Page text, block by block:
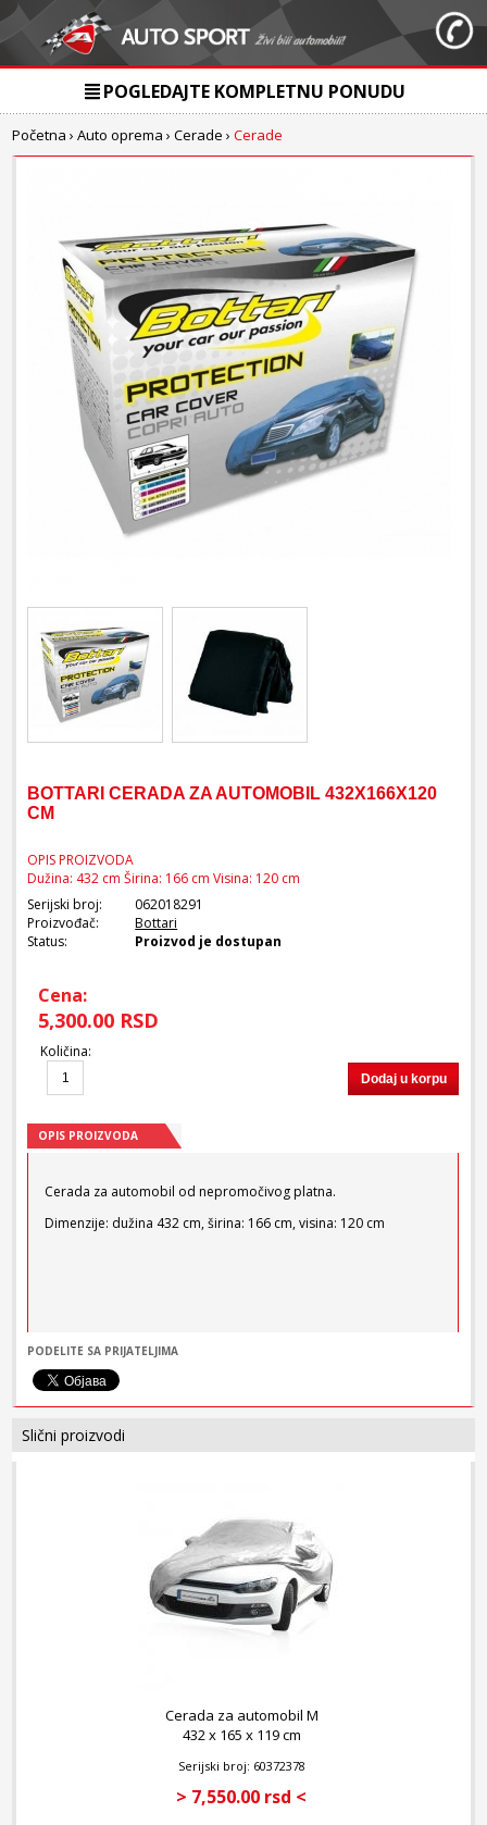
POGLEDAJTE KOMPLETNU PONUDU
Početna ›Auto oprema ›Cerade ›Cerade
BOTTARI CERADA ZA AUTOMOBIL 432X166X120
CM
OPIS PROIZVODA
Dužina: 432 cm Širina: 166 cm Visina: 120 cm
Serijski broj:
062018291
Proizvođač:
Bottari
Status:
Proizvod je dostupan
Cena:
5,300.00 RSD
Količina:
Dodaj u korpu
OPIS PROIZVODA
Cerada za automobil od nepromočivog platna.
Dimenzije: dužina 432 cm, širina: 166 cm, visina: 120 cm
PODELITE SA PRIJATELJIMA
Slični proizvodi
Cerada za automobil M
432 x 165 x 119 cm
Serijski broj: 60372378
> 7,550.00 rsd <